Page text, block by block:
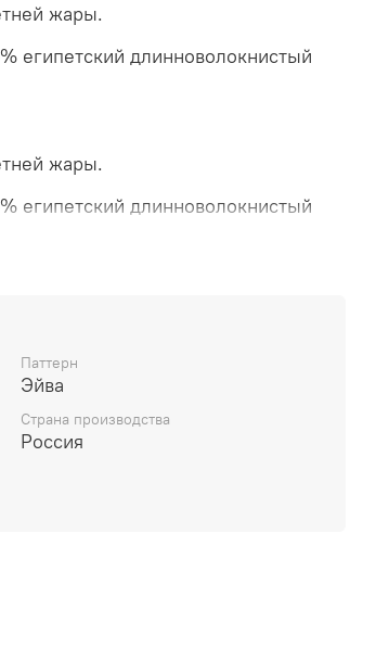
жары.
египетский длинноволокнистый
жары.
египетский длинноволокнистый
использованием.
Паттерн
Эйва
Страна производства
Россия